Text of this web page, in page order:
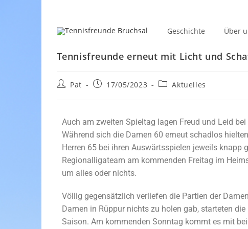
Geschichte Über
Tennisfreunde erneut mit Licht und
Pat 17/05/2023 Aktuelles
Auch am zweiten Spieltag lagen Freud und Leid
Während sich die Damen 60 erneut schadlos
Herren 65 bei ihren Auswärtsspielen jeweils knapp
Regionalligateam am kommenden Freitag im
um alles oder nichts.
Völlig gegensätzlich verliefen die Partien der
Damen in Rüppur nichts zu holen gab, starteten
Saison. Am kommenden Sonntag kommt es mit